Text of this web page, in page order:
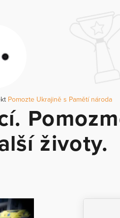
Pomozte Ukrajině s Pamětí národa
životy.